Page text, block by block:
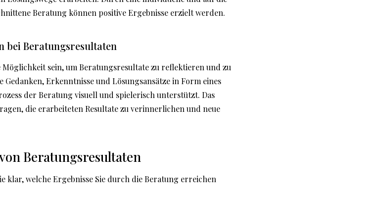
Beratung können positive Ergebnisse erzielt werden.
bei Beratungsresultaten
sein, um Beratungsresultate zu reflektieren und zu
Gedanken, Erkenntnisse und Lösungsansätze in Form eines
der Beratung visuell und spielerisch unterstützt. Das
die erarbeiteten Resultate zu verinnerlichen und neue
Beratungsresultaten
klar, welche Ergebnisse Sie durch die Beratung erreichen